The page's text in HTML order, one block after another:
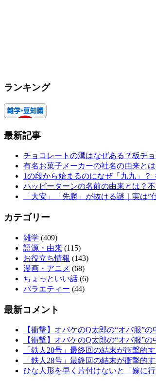
ランキング
最新記事
チョコレートの溝はなぜある？板チ
有名お菓子メーカーの社名の由来と
1の段から始まるのになぜ「九九」
ハッピーターンの名前の由来とは？
「大安」「先勝」が抜ける謎｜実は”
カテゴリー
雑学 (409)
語源・由来 (115)
お役立ち情報 (143)
漫画・アニメ (68)
ちょっといい話 (6)
バラエティー (44)
最新コメント
【衝撃】オバケのQ太郎の“オバ服”
【衝撃】オバケのQ太郎の“オバ服”
「鉄人28号」最終回の結末が衝撃
「鉄人28号」最終回の結末が衝撃
ひな人形を早く片付けないと「嫁に